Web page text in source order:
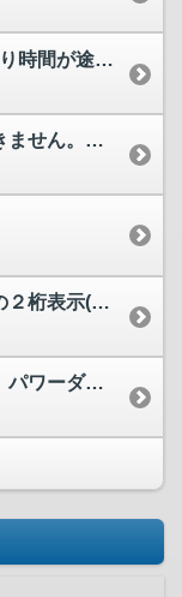
運転時間が長い/すすぎを繰り返す/残り時間が途中で増える/...
電池を新品に交換したが、機器が動きません。どのようなことが...
表示部に「アルファベット＋数字」の２桁表示(Ｆ１、Ａ６など...
赤ランプが点滅して、吸込みが弱い、パワーダウンする、運転が...